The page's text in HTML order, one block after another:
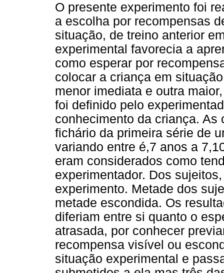
O presente experimento foi
a escolha por recompensas
situação, de treino anterior
experimental favorecia a
como esperar por
colocar a criança em
menor imediata e outra
foi definido pelo
conhecimento da criança.
fichário da primeira série de
variando entre é,7 anos a
eram considerados como
experimentador. Dos
experimento. Metade dos
metade escondida. Os
diferiam entre si quanto o
atrasada, por conhecer
recompensa visível ou
situação experimental e